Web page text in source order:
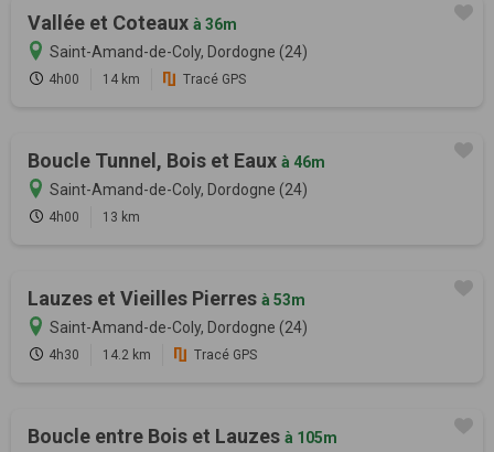
Vallée et Coteaux à 36m
Saint-Amand-de-Coly, Dordogne (24)
4h00 14 km Tracé GPS
Boucle Tunnel, Bois et Eaux à 46m
Saint-Amand-de-Coly, Dordogne (24)
4h00 13 km
Lauzes et Vieilles Pierres à 53m
Saint-Amand-de-Coly, Dordogne (24)
4h30 14.2 km Tracé GPS
Boucle entre Bois et Lauzes à 105m